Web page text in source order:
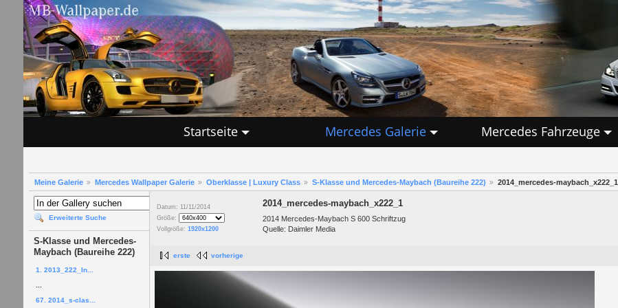
Startseite Mercedes Galerie Mercedes Fahrzeuge
Meine Galerie Mercedes Wallpaper Galerie Oberklasse | Luxury Class S-Klasse und Mercedes-Maybach (Baureihe 222) 2014_mercedes-maybach_x222_1
Erweiterte Suche
S-Klasse und Mercedes-
Maybach (Baureihe 222)
1. 2013_222_In...
67. 2014_s-clas...
Datum: 11/11/2014
Größe:
Vollgröße: 1920x1200
2014_mercedes-maybach_x222_1
2014 Mercedes-Maybach S 600 Schriftzug
Quelle: Daimler Media
erste vorherige